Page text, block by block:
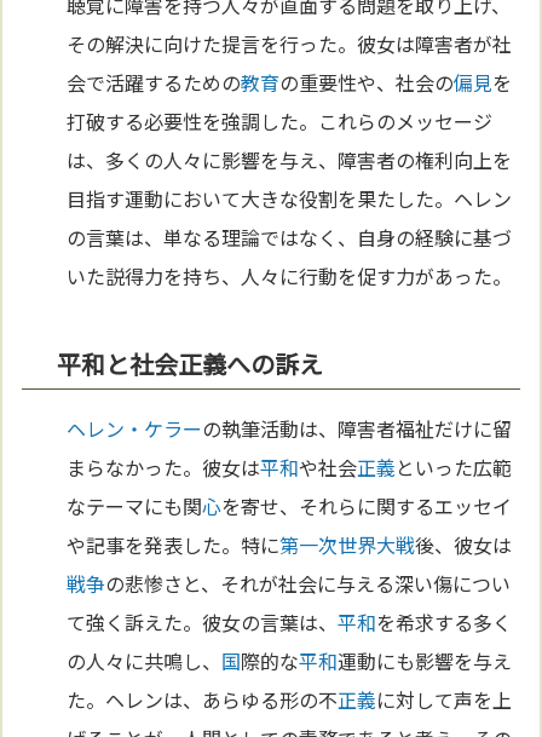
その解決に向けた提言を行った。彼女は障害者が社
会で活躍するための教育の重要性や、社会の偏見を
打破する必要性を強調した。これらのメッセージ
は、多くの人々に影響を与え、障害者の権利向上を
目指す運動において大きな役割を果たした。ヘレン
の言葉は、単なる理論ではなく、自身の経験に基づ
いた説得力を持ち、人々に行動を促す力があった。
平和と社会正義への訴え
ヘレン・ケラーの執筆活動は、障害者福祉だけに留
まらなかった。彼女は平和や社会正義といった広範
なテーマにも関心を寄せ、それらに関するエッセイ
や記事を発表した。特に第一次世界大戦後、彼女は
戦争の悲惨さと、それが社会に与える深い傷につい
て強く訴えた。彼女の言葉は、平和を希求する多く
の人々に共鳴し、 国際的な平和運動にも影響を与え
た。ヘレンは、あらゆる形の不正義に対して声を上